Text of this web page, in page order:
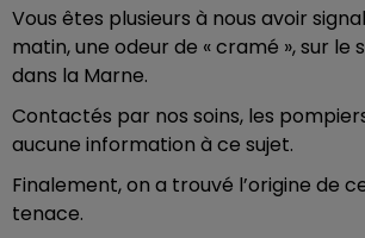
Vous êtes plusieurs à nous avoir
matin, une odeur de « cramé », sur le
dans la Marne.
Contactés par nos soins, les
aucune information à ce sujet.
Finalement, on a trouvé l’origine de
tenace.